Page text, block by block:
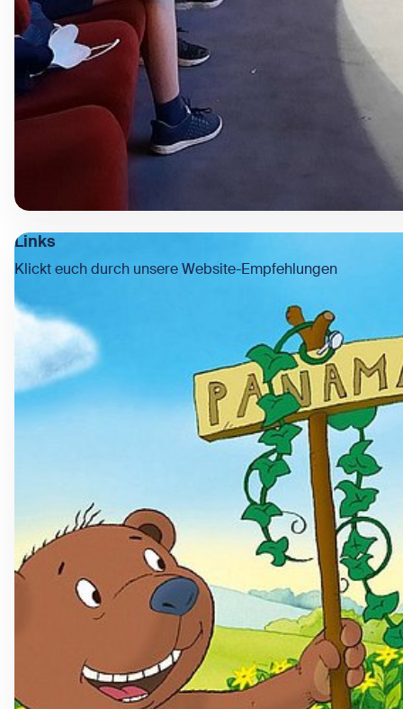
Links
Klickt euch durch unsere Website-Empfehlungen